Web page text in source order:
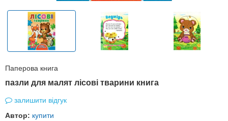
Паперова книга
пазли для малят лісові тварини книга
залишити відгук
Автор: купити